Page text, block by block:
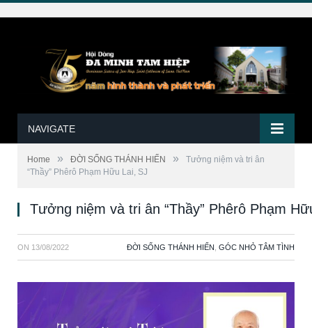
NAVIGATE
Home » ĐỜI SỐNG THÁNH HIẾN »
Tưởng niệm và tri ân
“Thầy” Phêrô Phạm Hữu Lai, SJ
Tưởng niệm và tri ân “Thầy” Phêrô Phạm
ON 13/08/2022 ĐỜI SỐNG THÁNH HIẾN GÓC NHỎ TÂM TÌNH